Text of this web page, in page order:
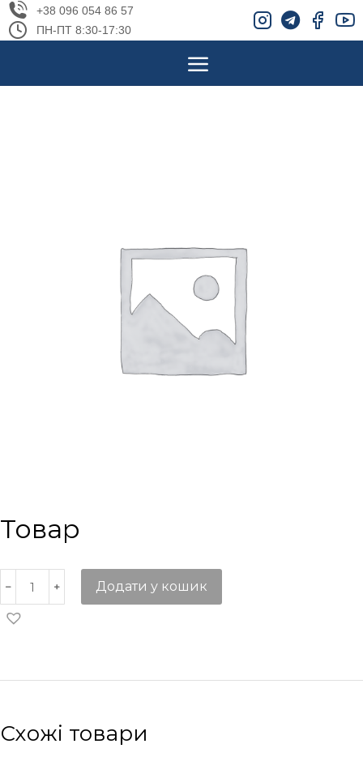
+38 096 054 86 57
ПН-ПТ 8:30-17:30
Товар
Додати у кошик
Схожі товари